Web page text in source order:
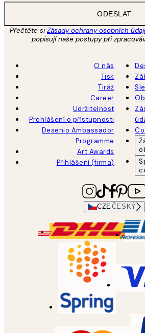
ODESLAT
Přečtěte siZásady ochrany osobních
popisují naše postupy při
O nás
Tisk
Tiráž
Career
Udržitelnost
Prohlášení o přístupnosti
Desenio Ambassador
Programme
Art Awards
Přihlášení (firma)
CZEČESKÝ